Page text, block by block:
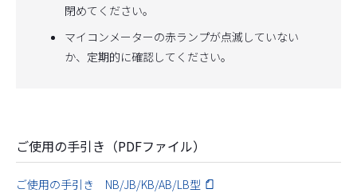
閉めてください。
マイコンメーターの赤ランプが点滅していない
か、定期的に確認してください。
ご使用の手引き（PDFファイル）
ご使用の手引き NB/JB/KB/AB/LB型